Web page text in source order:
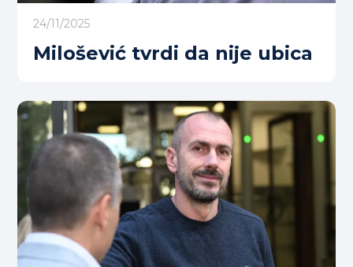
24/11/2025
Milošević tvrdi da nije ubica